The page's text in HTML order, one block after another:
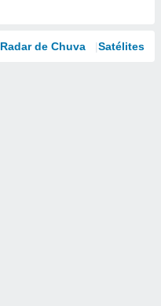
Radar de Chuva Satélites